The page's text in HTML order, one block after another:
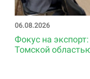
06.08.2026
Фокус на
Томской